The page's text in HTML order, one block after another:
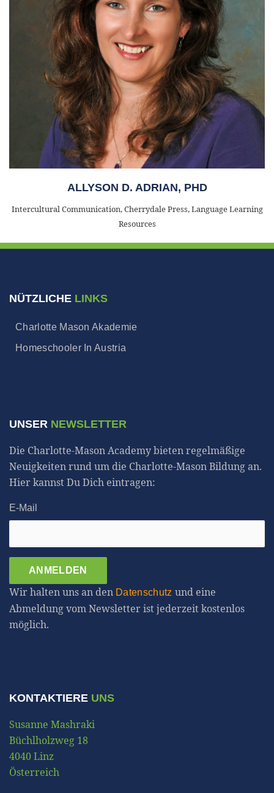
ALLYSON D. ADRIAN, PHD
Intercultural Communication, Cherrydale Press, Language Learning
Resources
NÜTZLICHE LINKS
Charlotte Mason Akademie
Homeschooler In Austria
UNSER NEWSLETTER
Die Charlotte-Mason Academy bieten regelmäßige
Neuigkeiten rund um die Charlotte-Mason Bildung an.
Hier kannst Du Dich eintragen:
E-Mail
ANMELDEN
Wir halten uns an den Datenschutz und eine
Abmeldung vom Newsletter ist jederzeit kostenlos
möglich.
KONTAKTIERE UNS
Susanne Mashraki
Büchlholzweg 18
4040 Linz
Österreich